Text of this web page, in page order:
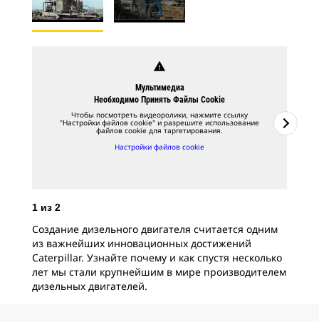
warning
Мультимедиа
Необходимо Принять Файлы Cookie
Чтобы посмотреть видеоролики, нажмите ссылку
"Настройки файлов cookie" и разрешите использование
файлов cookie для таргетирования.
Настройки файлов cookie
1 из 2
Создание дизельного двигателя считается одним
из важнейших инновационных достижений
Caterpillar. Узнайте почему и как спустя несколько
лет мы стали крупнейшим в мире производителем
дизельных двигателей.